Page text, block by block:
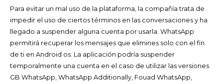
Para evitar un mal uso de la plataforma, la compañía trata de
impedir el uso de ciertos términos en las conversaciones y ha
llegado a suspender alguna cuenta por usarla. WhatsApp
permitirá recuperar los mensajes que elimines solo con el fin
de ti en Android os. La aplicación podría suspender
temporalmente una cuenta en el caso de utilizar las versiones
GB WhatsApp, WhatsApp Additionally, Fouad WhatsApp,